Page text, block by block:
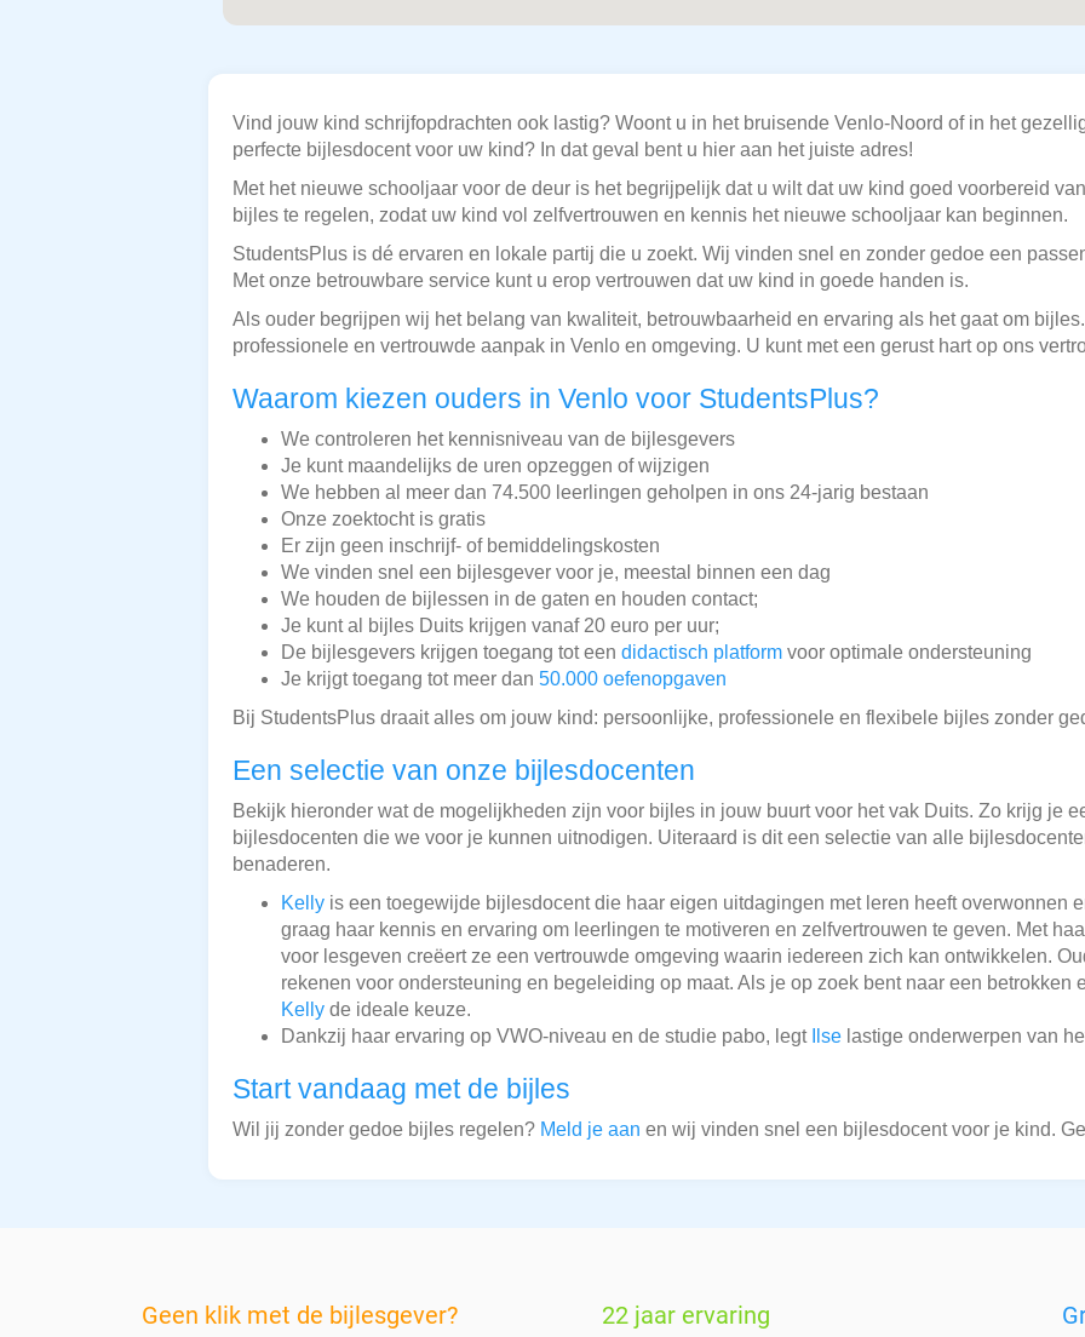
Vind jouw kind schrijfopdrachten ook lastig? Woont u in het bruisende Venlo-Noord of in het
perfecte bijlesdocent voor uw kind? In dat geval bent u hier aan het juiste adres!
Met het nieuwe schooljaar voor de deur is het begrijpelijk dat u wilt dat uw kind goed voorbereid
bijles te regelen, zodat uw kind vol zelfvertrouwen en kennis het nieuwe schooljaar kan beginnen.
StudentsPlus is dé ervaren en lokale partij die u zoekt. Wij vinden snel en zonder gedoe een
Met onze betrouwbare service kunt u erop vertrouwen dat uw kind in goede handen is.
Als ouder begrijpen wij het belang van kwaliteit, betrouwbaarheid en ervaring als het gaat om
professionele en vertrouwde aanpak in Venlo en omgeving. U kunt met een gerust hart op ons
Waarom kiezen ouders in Venlo voor StudentsPlus?
We controleren het kennisniveau van de bijlesgevers
Je kunt maandelijks de uren opzeggen of wijzigen
We hebben al meer dan 74.500 leerlingen geholpen in ons 24-jarig bestaan
Onze zoektocht is gratis
Er zijn geen inschrijf- of bemiddelingskosten
We vinden snel een bijlesgever voor je, meestal binnen een dag
We houden de bijlessen in de gaten en houden contact;
Je kunt al bijles Duits krijgen vanaf 20 euro per uur;
De bijlesgevers krijgen toegang tot een didactisch platform voor optimale ondersteuning
Je krijgt toegang tot meer dan 50.000 oefenopgaven
Bij StudentsPlus draait alles om jouw kind: persoonlijke, professionele en flexibele bijles zonder
Een selectie van onze bijlesdocenten
Bekijk hieronder wat de mogelijkheden zijn voor bijles in jouw buurt voor het vak Duits. Zo krijg je
bijlesdocenten die we voor je kunnen uitnodigen. Uiteraard is dit een selectie van alle
benaderen.
Kelly is een toegewijde bijlesdocent die haar eigen uitdagingen met leren heeft overwonnen
graag haar kennis en ervaring om leerlingen te motiveren en zelfvertrouwen te geven. Met
voor lesgeven creëert ze een vertrouwde omgeving waarin iedereen zich kan ontwikkelen.
rekenen voor ondersteuning en begeleiding op maat. Als je op zoek bent naar een betrokken
Kelly de ideale keuze.
Dankzij haar ervaring op VWO-niveau en de studie pabo, legt
Ilse lastige onderwerpen van
Start vandaag met de bijles
Wil jij zonder gedoe bijles regelen? Meld je aan en wij vinden snel een bijlesdocent voor je kind.
Geen klik met de bijlesgever? 22 jaar ervaring